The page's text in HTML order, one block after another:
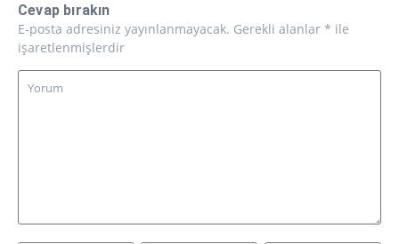
Cevap bırakın
E-posta adresiniz yayınlanmayacak. Gerekli alanlar * ile
işaretlenmişlerdir